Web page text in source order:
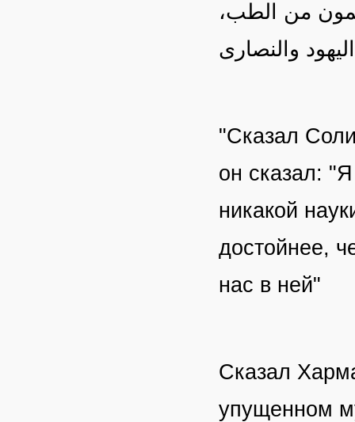
من الطب،
والنصارى
"Сказал
он сказал:
никакой
достойнее,
нас в ней"
Сказал
упущенном